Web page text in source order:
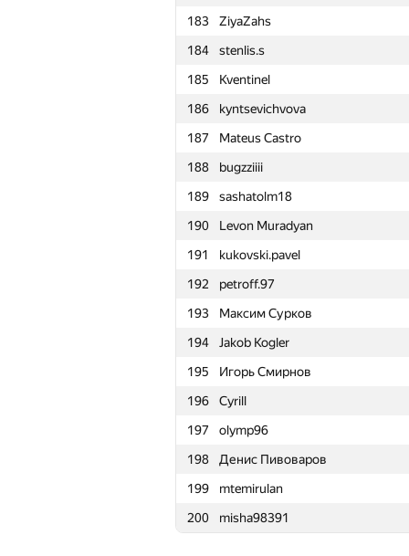
183
ZiyaZahs
184
stenlis.s
185
Kventinel
186
kyntsevichvova
187
Mateus Castro
188
bugzziiii
189
sashatolm18
190
Levon Muradyan
191
kukovski.pavel
192
petroff.97
193
Максим Сурков
194
Jakob Kogler
195
Игорь Смирнов
196
Cyrill
197
olymp96
198
Денис Пивоваров
199
mtemirulan
200
misha98391
160
qwe.nail
161
Shanin.Andrii
162
a2ei
163
yury.shafran
164
aiyidogan
165
Albert Kidrachev
166
noelnadal
167
filipeabelha
168
x-kolesn
169
evseev.oa
170
yury.grushetsky
171
gamezo1997
172
arsijo
173
makarich1995
174
RiskyKing
175
Stresshoover
176
alex-lokomilan
177
Андрей Костяной